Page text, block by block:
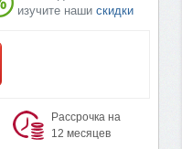
изучите нашискидки
Рассрочка на
12 месяцев